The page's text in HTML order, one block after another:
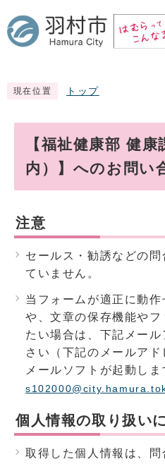
現在位置 トップ
【福祉健康部 健
内）】へのお問い
注意
セールス・勧誘などの
ていません。
当フォームが適正に動
や、文章の保存機能や
たい場合は、下記メー
さい（下記のメールアド
メールソフトが起動しま
個人情報の取り扱い
取得した個人情報は、